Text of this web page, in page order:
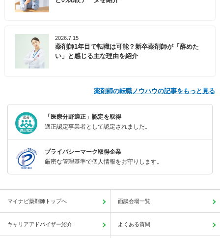
2026.7.15
薬剤師1年目で転職は可能？新卒薬剤師が「辞めた
い」と感じる主な理由を紹介
薬剤師の転職ノウハウの記事をもっと見る
「医療分野適正」認定を取得
適正認定事業者として認定されました。
プライバシーマーク取得企業
厳密な管理基準で個人情報をお守りします。
マイナビ薬剤師トップへ 面談会場一覧
キャリアアドバイザー紹介 よくある質問